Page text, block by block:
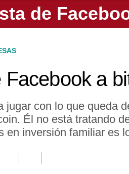
Facebook a
jugar con lo que queda
Él no está tratando
en inversión familiar es